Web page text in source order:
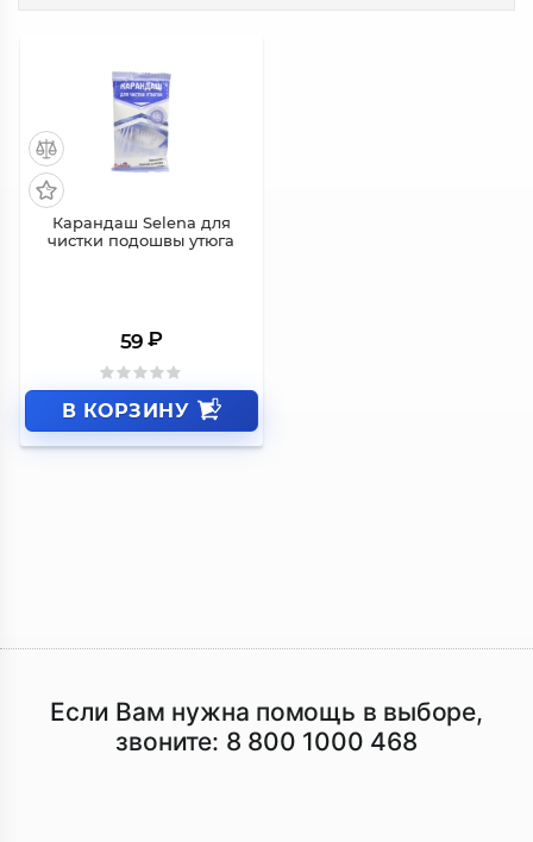
Карандаш Selena для
чистки подошвы утюга
59 ₽
В КОРЗИНУ
Если Вам нужна помощь в выборе,
звоните: 8 800 1000 468